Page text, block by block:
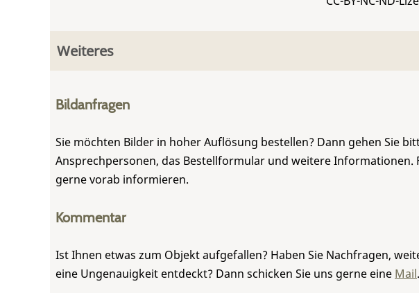
Weiteres
Bildanfragen
Sie möchten Bilder in hoher Auflösung bestellen? Dann gehen Sie
Ansprechpersonen, das Bestellformular und weitere
gerne vorab informieren.
Kommentar
Ist Ihnen etwas zum Objekt aufgefallen? Haben Sie Nachfragen,
eine Ungenauigkeit entdeckt? Dann schicken Sie uns gerne eine Mail